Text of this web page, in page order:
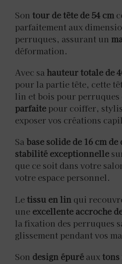
Son tour de tête de 54 cm
parfaitement aux
perruques, assurant un
déformation.
Avec sa hauteur totale de
pour la partie tête, cette
lin et bois pour
parfaite pour coiffer,
exposer vos créations
Sabase solide de 16 cm
stabilité exceptionnelle
que ce soit dans votre
votre espace personnel.
Letissu en lin qui
une excellente accroche
la fixation des perruques
glissement pendant vos
Son design épuré aux